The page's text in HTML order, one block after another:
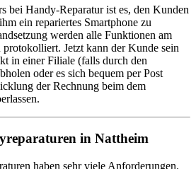
bei Handy-Reparatur ist es, den Kunden
ein repariertes Smartphone zu
werden alle Funktionen am
protokolliert. Jetzt kann der Kunde sein
in einer Filiale (falls durch den
oder es sich bequem per Post
der Rechnung beim dem
in Nattheim
haben sehr viele Anforderungen.